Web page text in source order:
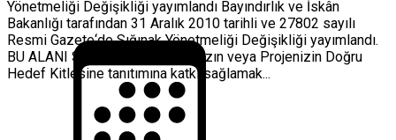
Yönetmeliği Değişikliği yayımlandı Bayındırlık ve İskân
Bakanlığı tarafından 31 Aralık 2010 tarihli ve 27802 sayılı
Resmi Gazete‘de Sığınak Yönetmeliği Değişikliği yayımlandı.
BU ALANI SİZE AYIRDIK Firmanızın veya Projenizin Doğru
Hedef Kitlesine tanıtımına katkı sağlamak...